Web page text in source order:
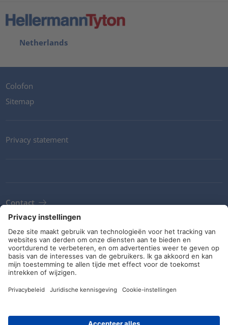
Netherlands
Colofon
Sitemap
Privacy statement
Contact
Newsletter
ALV
Richtlijnen en verplichtingen
Sociale media